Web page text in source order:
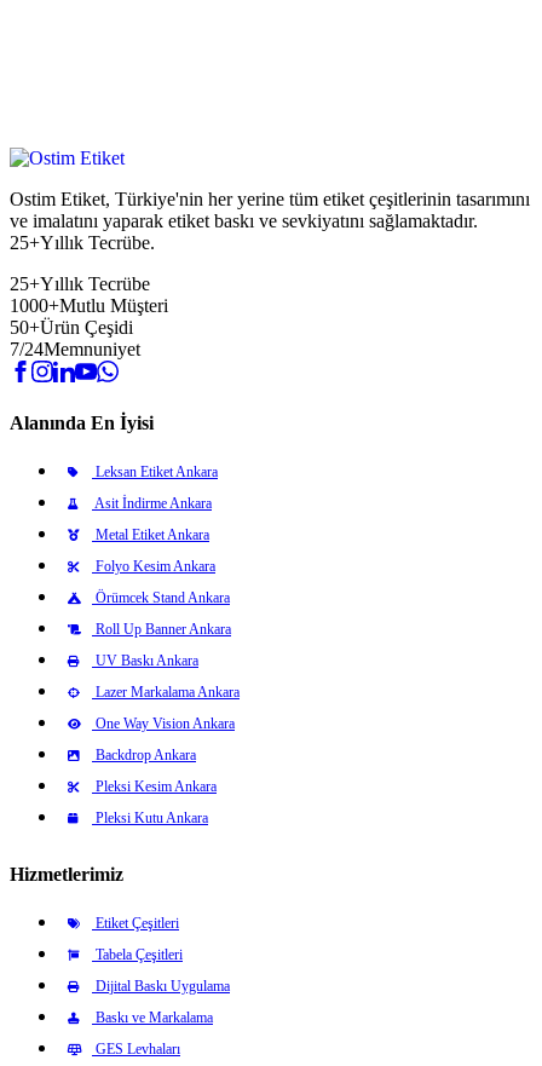
Ostim Etiket, Türkiye'nin her yerine tüm etiket çeşitlerinin tasarımını
ve imalatını yaparak etiket baskı ve sevkiyatını sağlamaktadır.
25+Yıllık Tecrübe.
25+Yıllık Tecrübe
1000+Mutlu Müşteri
50+Ürün Çeşidi
7/24Memnuniyet
Alanında En İyisi
Leksan Etiket Ankara
Asit İndirme Ankara
Metal Etiket Ankara
Folyo Kesim Ankara
Örümcek Stand Ankara
Roll Up Banner Ankara
UV Baskı Ankara
Lazer Markalama Ankara
One Way Vision Ankara
Backdrop Ankara
Pleksi Kesim Ankara
Pleksi Kutu Ankara
Hizmetlerimiz
Etiket Çeşitleri
Tabela Çeşitleri
Dijital Baskı Uygulama
Baskı ve Markalama
GES Levhaları